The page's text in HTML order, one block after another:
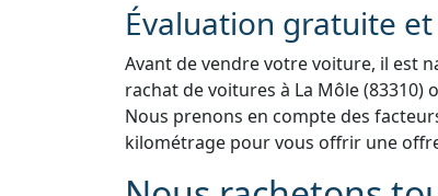
Évaluation gratuite
Avant de vendre votre voiture, il est
rachat de voitures à La Môle
Nous prenons en compte des
kilométrage pour vous offrir une